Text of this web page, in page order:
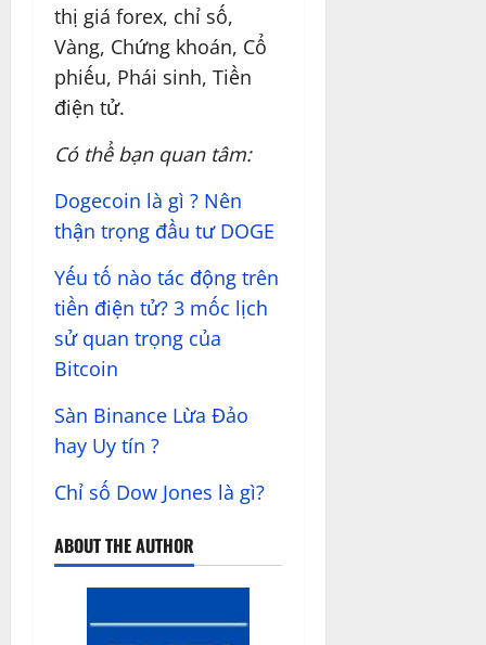
thị giá forex, chỉ số,
Vàng, Chứng khoán, Cổ
phiếu, Phái sinh, Tiền
điện tử.
Có thể bạn quan tâm:
Dogecoin là gì ? Nên
thận trọng đầu tư DOGE
Yếu tố nào tác động trên
tiền điện tử? 3 mốc lịch
sử quan trọng của
Bitcoin
Sàn Binance Lừa Đảo
hay Uy tín ?
Chỉ số Dow Jones là gì?
ABOUT THE AUTHOR